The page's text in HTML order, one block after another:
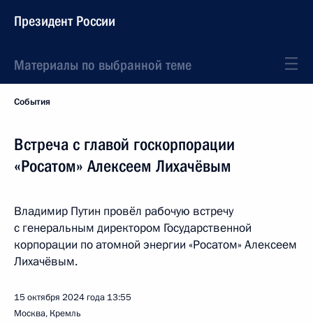
Президент России
Материалы по выбранной теме
События
Встреча с главой госкорпорации
«Росатом» Алексеем Лихачёвым
Владимир Путин провёл рабочую встречу
с генеральным директором Государственной
корпорации по атомной энергии «Росатом» Алексеем
Лихачёвым.
15 октября 2024 года 13:55
Москва, Кремль